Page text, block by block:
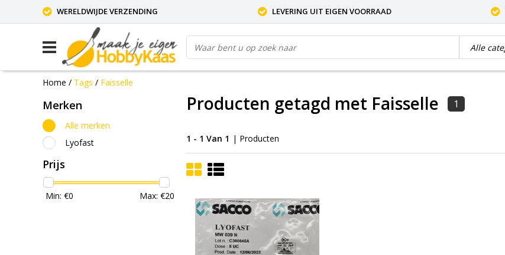
WERELDWIJDE VERZENDING LEVERING UIT EIGEN VOORRAAD
Home / Tags / Faisselle
Merken
Alle merken
Lyofast
Prijs
Min: €0 Max: €20
Producten getagd met Faisselle 1
1 - 1 Van 1 | Producten